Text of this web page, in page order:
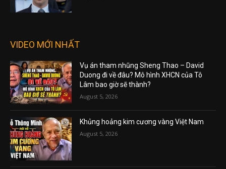
VIDEO MỚI NHẤT
Vụ án tham nhũng Sheng Thao – David
Duong đi về đâu? Mô hình XHCN của Tô
Lâm bao giờ sẽ thành?
August 5, 2026
Khủng hoảng kim cương vàng Việt Nam
August 5, 2026